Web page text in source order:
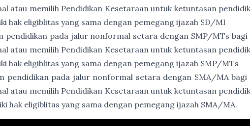
atau memilih Pendidikan Kesetaraan untuk ketuntasan
hak eligiblitas yang sama dengan pemegang ijazah SD/MI
pendidikan pada jalur nonformal setara dengan SMP/MTs bagi
atau memilih Pendidikan Kesetaraan untuk ketuntasan
hak eligiblitas yang sama dengan pemegang ijazah SMP/MTs
pendidikan pada jalur nonformal setara dengan SMA/MA bagi
atau memilih Pendidikan Kesetaraan untuk ketuntasan
hak eligiblitas yang sama dengan pemegang ijazah SMA/MA.